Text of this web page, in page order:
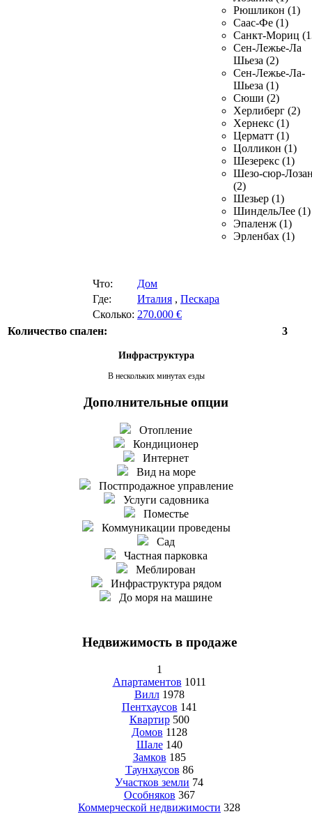
Рюшликон (1)
Саас-Фе (1)
Санкт-Мориц
Сен-Лежье-Ла
Шьеза (2)
Сен-Лежье-Ла-
Шьеза (1)
Сюши (2)
Херлиберг (2)
Хернекс (1)
Церматт (1)
Цолликон (1)
Шезерекс (1)
Шезо-сюр-
(2)
Шезьер (1)
ШиндельЛее (1)
Эпаленж (1)
Эрленбах (1)
Что:
Дом
Где:
Италия , Пескара
Сколько: 270.000 €
Количество спален:
3
Инфраструктура
В нескольких минутах езды
Дополнительные опции
Отопление
Кондиционер
Интернет
Вид на море
Постпродажное управление
Услуги садовника
Поместье
Коммуникации проведены
Сад
Частная парковка
Меблирован
Инфраструктура рядом
До моря на машине
Недвижимость в продаже
1
Апартаментов 1011
Вилл 1978
Пентхаусов 141
Квартир 500
Домов 1128
Шале 140
Замков 185
Таунхаусов 86
Участков земли 74
Особняков 367
Коммерческой недвижимости 328